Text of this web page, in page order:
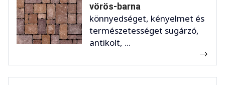
vörös-barna
könnyedséget, kényelmet és
természetességet sugárzó,
antikolt, ...